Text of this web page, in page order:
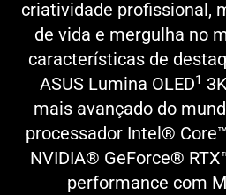
criatividade profissional,
de vida e mergulha no
características de
ASUS Lumina OLED1
mais avançado do
processador Intel®
NVIDIA® GeForce®
performance com